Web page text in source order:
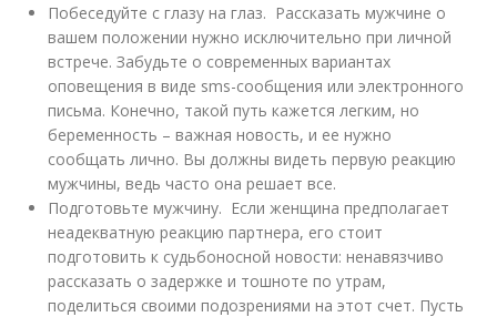
Побеседуйте с глазу на глаз. Рассказать мужчине о
вашем положении нужно исключительно при личной
встрече. Забудьте о современных вариантах
оповещения в виде sms-сообщения или электронного
письма. Конечно, такой путь кажется легким, но
беременность – важная новость, и ее нужно
сообщать лично. Вы должны видеть первую реакцию
мужчины, ведь часто она решает все.
Подготовьте мужчину. Если женщина предполагает
неадекватную реакцию партнера, его стоит
подготовить к судьбоносной новости: ненавязчиво
рассказать о задержке и тошноте по утрам,
поделиться своими подозрениями на этот счет. Пусть